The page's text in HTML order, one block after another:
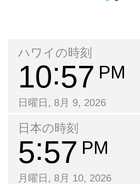
ハワイの時刻
10 57 PM
日曜日, 8月 9, 2026
日本の時刻
5 57 PM
月曜日, 8月 10, 2026